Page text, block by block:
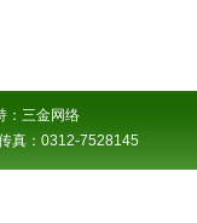
三金网络
：0312-7528145